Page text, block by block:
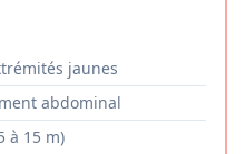
jaunes
abdominal
à 15 m)